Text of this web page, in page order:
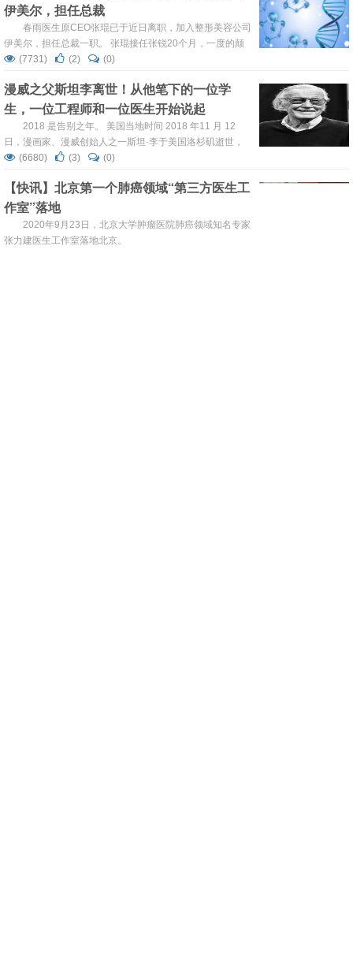
期刊!今天，银丰咖秀厅邀请《中国肺癌杂志》编辑部主任刘
谦、陈军主任...
伊美尔，担任总裁
春雨医生原CEO张琨已于近日离职，加入整形美容公司
伊美尔，担任总裁一职。 张琨接任张锐20个月，一度的颠
覆着春雨医生全力拥抱传统医疗。过去的道路并不平坦，新
身的曾柏毅担任春雨CTO，李光辉任COO。张锐去世后，
曾柏毅出任春雨董事长。而曾、李二人都曾以春雨CEO的身
份出席过对外活动。 ...
(7731) (2) (0)
漫威之父斯坦李离世！从他笔下的一位学
生，一位工程师和一位医生开始说起
2018 是告别之年。 美国当地时间 2018 年11 月 12
日，漫画家、漫威创始人之一斯坦·李于美国洛杉矶逝世，
享年 95 岁。 斯坦·李的女儿向媒体证实了这一令人哀叹的消
,most decent ...
(6680) (3) (0)
【快讯】北京第一个肺癌领域“第三方医生工
作室”落地
2020年9月23日，北京大学肿瘤医院肺癌领域知名专家
张力建医生工作室落地北京。